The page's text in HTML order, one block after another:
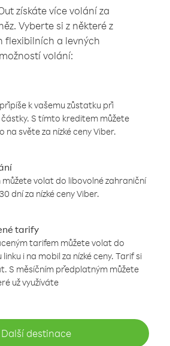
získáte více volání za
Vyberte si z některé z
flexibilních a levných
možností volání:
k vašemu zůstatku při
S tímto kreditem můžete
na světe za nízké ceny Viber.
volat do libovolné zahraniční
dní za nízké ceny Viber.
tarify
tarifem můžete volat do
i na mobil za nízké ceny. Tarif si
S měsíčním předplatným můžete
už využíváte
Další destinace